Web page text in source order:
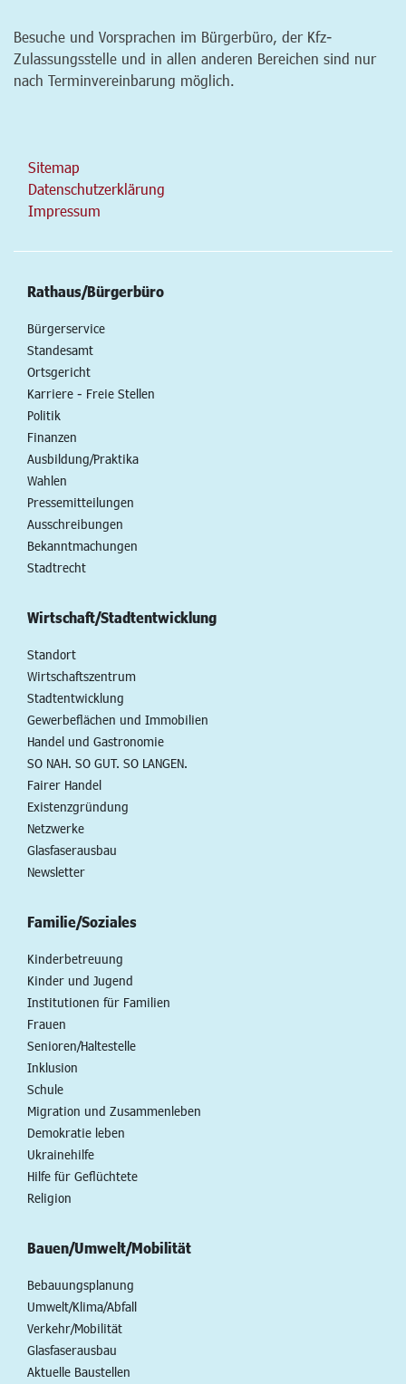
Besuche und Vorsprachen im Bürgerbüro, der Kfz-
Zulassungsstelle und in allen anderen Bereichen sind nur
nach Terminvereinbarung möglich.
Sitemap
Datenschutzerklärung
Impressum
Rathaus/Bürgerbüro
Bürgerservice
Standesamt
Ortsgericht
Karriere - Freie Stellen
Politik
Finanzen
Ausbildung/Praktika
Wahlen
Pressemitteilungen
Ausschreibungen
Bekanntmachungen
Stadtrecht
Wirtschaft/Stadtentwicklung
Standort
Wirtschaftszentrum
Stadtentwicklung
Gewerbeflächen und Immobilien
Handel und Gastronomie
SO NAH. SO GUT. SO LANGEN.
Fairer Handel
Existenzgründung
Netzwerke
Glasfaserausbau
Newsletter
Familie/Soziales
Kinderbetreuung
Kinder und Jugend
Institutionen für Familien
Frauen
Senioren/Haltestelle
Inklusion
Schule
Migration und Zusammenleben
Demokratie leben
Ukrainehilfe
Hilfe für Geflüchtete
Religion
Bauen/Umwelt/Mobilität
Bebauungsplanung
Umwelt/Klima/Abfall
Verkehr/Mobilität
Glasfaserausbau
Aktuelle Baustellen